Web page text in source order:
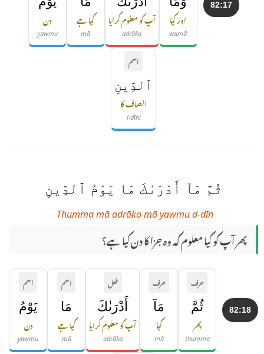
82:17
اور کیا
wamā
آپ کو معلوم کرایا
adrāka
کیا ہے
mā
دن
yawmu
اسم
ٱلدِّينِ
انصاف کا
l-dīni
ثُمَّ مَآ أَدْرَىٰكَ مَا يَوْمُ ٱلدِّينِ
Thumma mā adrāka mā yawmu d-dīn
پھر آپ کو کیا معلوم کہ وہ جزا کا دن کیا ہے؟
82:18
حرف
ثُمَّ
پھر
thumma
حرف
مَآ
کیا
mā
فعل
أَدْرَىٰكَ
آپ کو معلوم کرایا
adrāka
اسم
مَا
کیا ہے
mā
اسم
يَوْمُ
دن
yawmu